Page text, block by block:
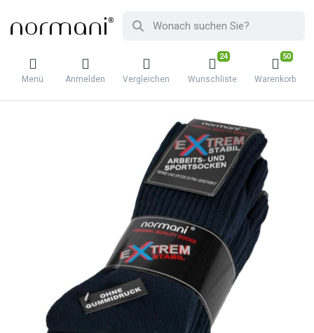
Menü Anmelden Vergleichen
24
Wunschliste
50
Warenkorb